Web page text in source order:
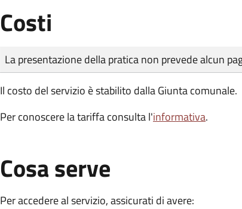
Costi
Tipo di pagamento
Importo
La presentazione della pratica non prevede alcun
Il costo del servizio è stabilito dalla Giunta comunale.
Per conoscere la tariffa consulta l'informativa.
Cosa serve
Per accedere al servizio, assicurati di avere: